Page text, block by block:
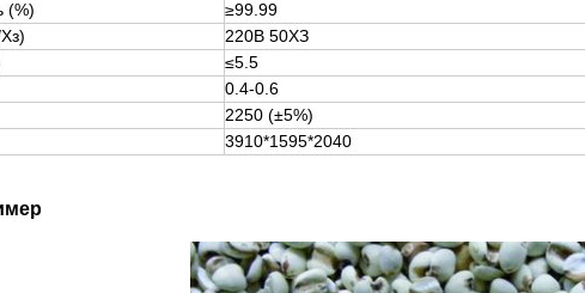
(%)
≥99.99
220В 50ХЗ
≤5.5
0.4-0.6
2250 (±5%)
3910*1595*2040